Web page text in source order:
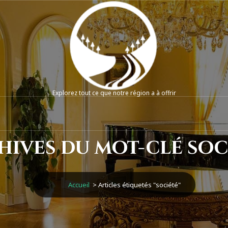
Explorez tout ce que notre région a à offrir
du mot-clé
Accueil >Articles étiquetés "société"